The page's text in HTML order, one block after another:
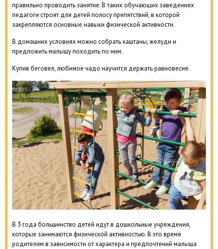
правильно проводить занятие. В таких обучающих заведениях
педагоги строят для детей полосу препятствий, в которой
закрепляются основные навыки физической активности.
В домашних условиях можно собрать каштаны, желуди и
предложить малышу походить по ним.
Купив беговел, любимое чадо научится держать равновесие.
В 3 года большинство детей идут в дошкольные учреждения,
которые занимаются физической активностью. В это время
родителям в зависимости от характера и предпочтений малыша